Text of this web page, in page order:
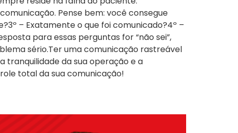
Pense bem: você consegue
– Exatamente o que foi comunicado?4º –
para essas perguntas for “não sei”,
sério.Ter uma comunicação rastreável
tranquilidade da sua operação e a
total da sua comunicação!